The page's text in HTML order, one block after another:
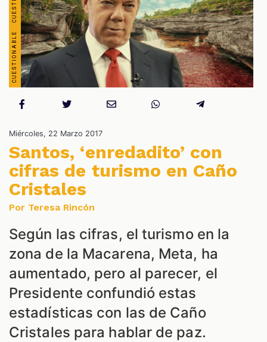
Miércoles, 22 Marzo 2017
Santos, ‘enredadito’ con
cifras de turismo en Caño
Cristales
Por Teresa Rincón
Según las cifras, el turismo en la
zona de la Macarena, Meta, ha
aumentado, pero al parecer, el
Presidente confundió estas
estadísticas con las de Caño
Cristales para hablar de paz.